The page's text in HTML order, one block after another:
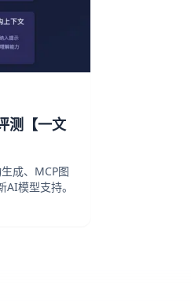
测【一文
成、MCP图
模型支持。